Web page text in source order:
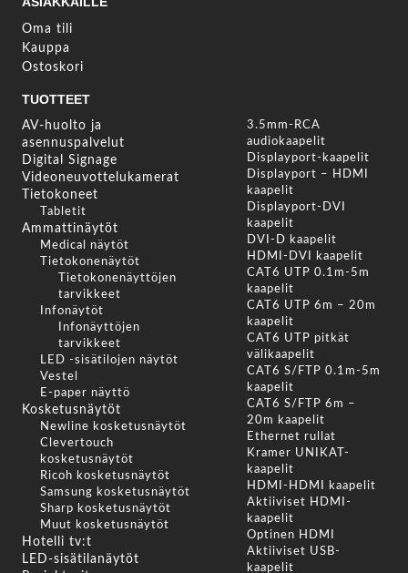
Oma tili
Kauppa
Ostoskori
TUOTTEET
AV-huolto ja
asennuspalvelut
Digital Signage
Videoneuvottelukamerat
Tietokoneet
Tabletit
Ammattinäytöt
Medical näytöt
Tietokonenäytöt
Tietokonenäyttöjen
tarvikkeet
Infonäytöt
Infonäyttöjen
tarvikkeet
LED -sisätilojen näytöt
Vestel
E-paper näyttö
Kosketusnäytöt
Newline kosketusnäytöt
Clevertouch
kosketusnäytöt
Ricoh kosketusnäytöt
Samsung kosketusnäytöt
Sharp kosketusnäytöt
Muut kosketusnäytöt
Hotelli tv:t
LED-sisätilanäytöt
3.5mm-RCA
audiokaapelit
Displayport-kaapelit
Displayport – HDMI
kaapelit
Displayport-DVI
kaapelit
DVI-D kaapelit
HDMI-DVI kaapelit
CAT6 UTP 0.1m-5m
kaapelit
CAT6 UTP 6m – 20m
kaapelit
CAT6 UTP pitkät
välikaapelit
CAT6 S/FTP 0.1m-5m
kaapelit
CAT6 S/FTP 6m –
20m kaapelit
Ethernet rullat
Kramer UNIKAT-
kaapelit
HDMI-HDMI kaapelit
Aktiiviset HDMI-
kaapelit
Optinen HDMI
Aktiiviset USB-
kaapelit